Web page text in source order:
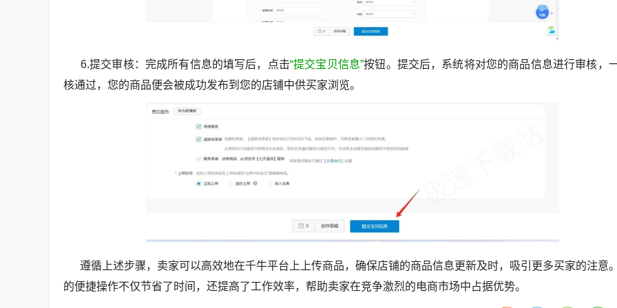
6.提交审核：完成所有信息的填写后，点击“提交宝贝信息”按钮。提交后，系统将对您的商品信息进行审核，
核通过，您的商品便会被成功发布到您的店铺中供买家浏览。
遵循上述步骤，卖家可以高效地在千牛平台上上传商品，确保店铺的商品信息更新及时，吸引更多买家的注意
的便捷操作不仅节省了时间，还提高了工作效率，帮助卖家在竞争激烈的电商市场中占据优势。